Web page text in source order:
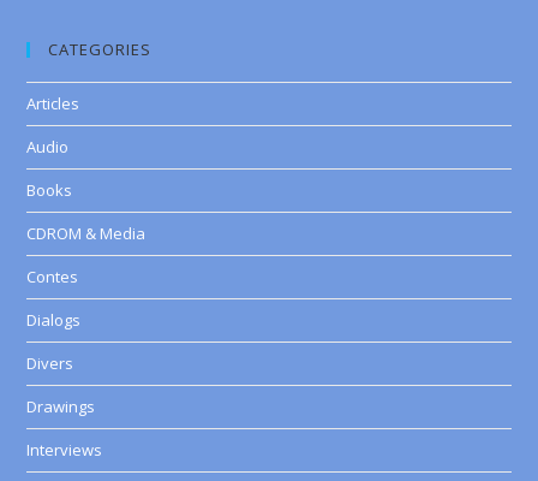
CATEGORIES
Articles
Audio
Books
CDROM & Media
Contes
Dialogs
Divers
Drawings
Interviews